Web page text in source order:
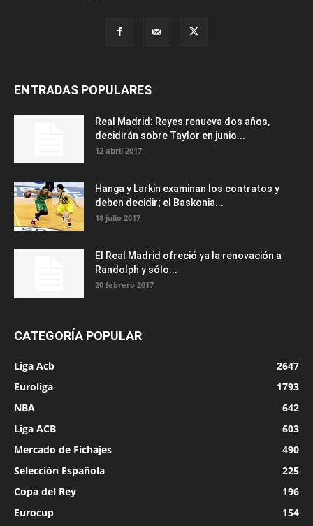
ENTRADAS POPULARES
Real Madrid: Reyes renueva dos años,
decidirán sobre Taylor en junio...
12 abril 2017
Hanga y Larkin examinan los contratos y
deben decidir; el Baskonia...
18 julio 2017
El Real Madrid ofreció ya la renovación a
Randolph y sólo...
20 febrero 2017
CATEGORÍA POPULAR
Liga Acb
2647
Euroliga
1793
NBA
642
Liga ACB
603
Mercado de Fichajes
490
Selección Española
225
Copa del Rey
196
Eurocup
154